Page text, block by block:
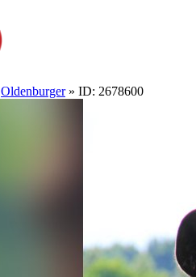
Oldenburger» ID: 2678600